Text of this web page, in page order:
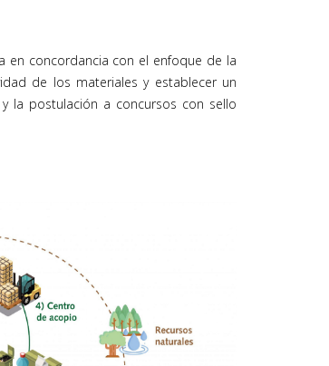
en concordancia con el enfoque de la
de los materiales y establecer un
la postulación a concursos con sello